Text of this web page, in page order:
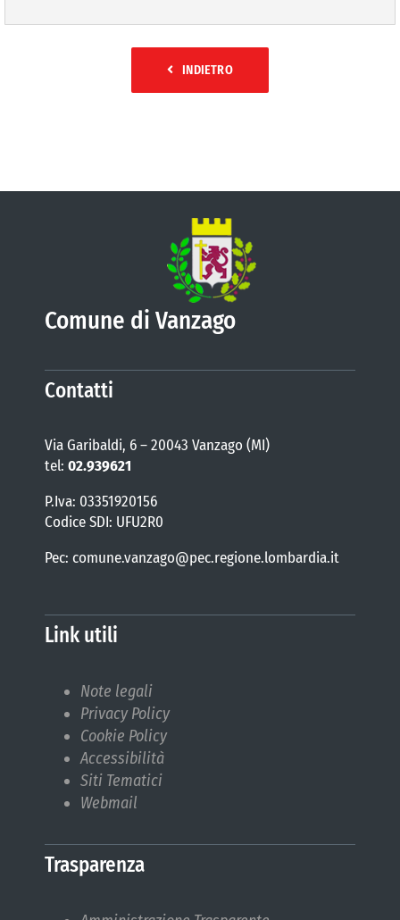
INDIETRO
Comune di Vanzago
Contatti
Via Garibaldi, 6 – 20043 Vanzago (MI)
tel: 02.939621
P.Iva: 03351920156
Codice SDI: UFU2R0
Pec: comune.vanzago@pec.regione.lombardia.it
Link utili
Note legali
Privacy Policy
Cookie Policy
Accessibilità
Siti Tematici
Webmail
Trasparenza